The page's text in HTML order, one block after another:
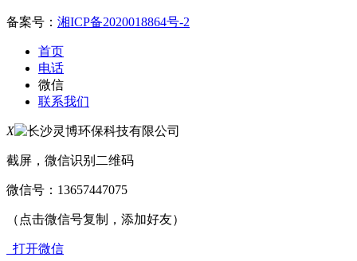
备案号： 湘ICP备2020018864号-2
首页
电话
微信
联系我们
X
截屏，微信识别二维码
微信号： 13657447075
（点击微信号复制，添加好友）
打开微信